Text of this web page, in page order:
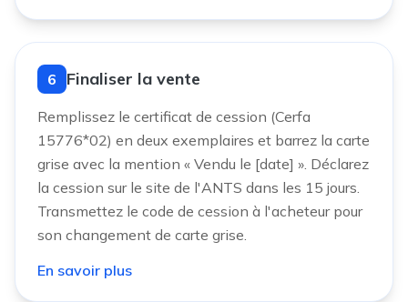
6 Finaliser la vente
Remplissez le certificat de cession (Cerfa
15776*02) en deux exemplaires et barrez la carte
grise avec la mention « Vendu le [date] ». Déclarez
la cession sur le site de l'ANTS dans les 15 jours.
Transmettez le code de cession à l'acheteur pour
son changement de carte grise.
En savoir plus